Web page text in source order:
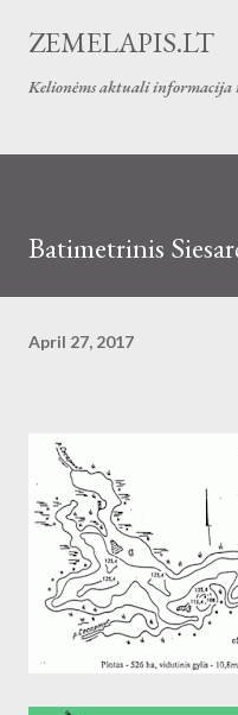
Skip
ZEMELAPIS.LT
Kelionėms aktuali
Batimetrinis
April 27, 2017